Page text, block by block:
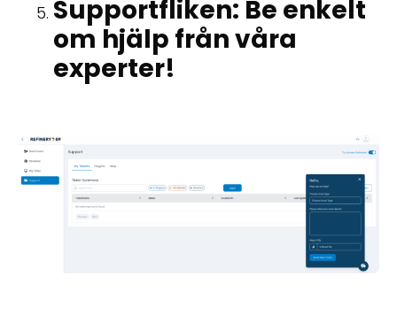
Supportfliken: Be enkelt
om hjälp från våra
experter!